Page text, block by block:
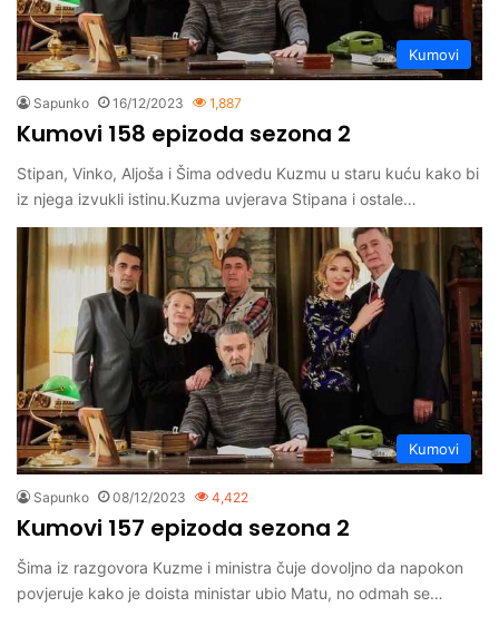
Kumovi
Sapunko 16/12/2023 1,887
Kumovi 158 epizoda sezona 2
Stipan, Vinko, Aljoša i Šima odvedu Kuzmu u staru kuću kako bi
iz njega izvukli istinu.Kuzma uvjerava Stipana i ostale…
Kumovi
Sapunko 08/12/2023 4,422
Kumovi 157 epizoda sezona 2
Šima iz razgovora Kuzme i ministra čuje dovoljno da napokon
povjeruje kako je doista ministar ubio Matu, no odmah se…